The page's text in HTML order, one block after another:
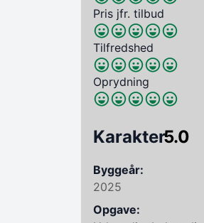
Pris jfr. tilbud
Tilfredshed
Oprydning
Karakter5.0
Byggeår:
2025
Opgave: